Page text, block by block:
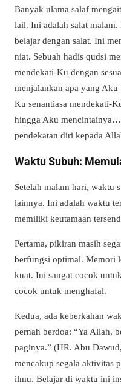
Banyak ulama salaf
lail. Ini adalah salat
belajar dengan salat. Ini
niat. Sebuah hadis qudsi
mendekati-Ku dengan
menjalankan apa yang
Ku senantiasa mendekati-
hingga Aku
pendekatan diri kepada
Waktu Subuh:
Setelah malam hari, waktu
lainnya. Ini adalah waktu
memiliki keutamaan
Pertama, pikiran masih
berfungsi optimal. Memori
kuat. Ini sangat cocok
cocok untuk menghafal.
Kedua, ada keberkahan
pernah berdoa: “Ya Allah,
paginya.” (HR. Abu
mencakup segala aktivitas
ilmu. Belajar di waktu ini